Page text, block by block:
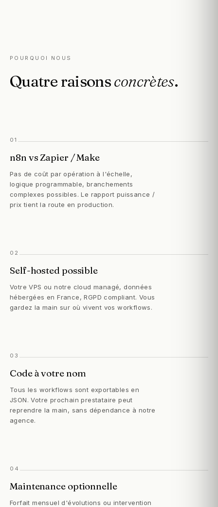
POURQUOI NOUS
Quatre raisonsconcrètes.
01
n8n vs Zapier / Make
Pas de coût par opération à l'échelle,
logique programmable, branchements
complexes possibles. Le rapport puissance /
prix tient la route en production.
02
Self-hosted possible
Votre VPS ou notre cloud managé, données
hébergées en France, RGPD compliant. Vous
gardez la main sur où vivent vos workflows.
03
Code à votre nom
Tous les workflows sont exportables en
JSON. Votre prochain prestataire peut
reprendre la main, sans dépendance à notre
agence.
04
Maintenance optionnelle
Forfait mensuel d'évolutions ou intervention